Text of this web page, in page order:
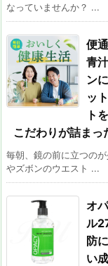
なっていませんか？ ...
便
青
ン
ッ
ト
こだわりが詰まっ
毎朝、鏡の前に立つの
やズボンのウエスト ...
オ
ル
防
い